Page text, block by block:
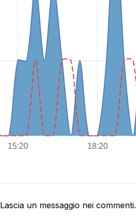
Lascia un messaggio nei commenti.